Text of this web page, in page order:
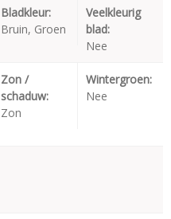
Bladkleur:
Bruin, Groen
Veelkleurig
blad:
Nee
Zon /
schaduw:
Zon
Wintergroen:
Nee